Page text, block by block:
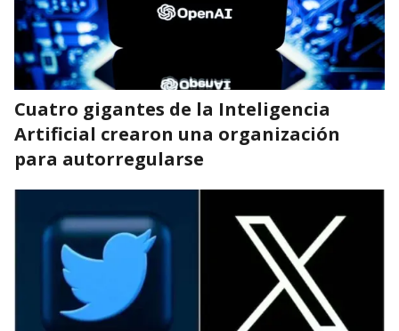
Cuatro gigantes de la Inteligencia
Artificial crearon una organización
para autorregularse